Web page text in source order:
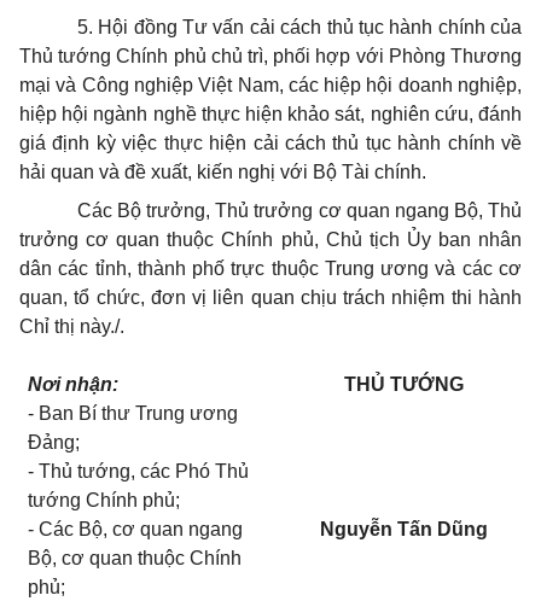
5. Hội đồng Tư vấn cải cách thủ tục hành chính của
Thủ tướng Chính phủ chủ trì, phối hợp với Phòng Thương
mại và Công nghiệp Việt Nam, các hiệp hội doanh nghiệp,
hiệp hội ngành nghề thực hiện khảo sát, nghiên cứu, đánh
giá định kỳ việc thực hiện cải cách thủ tục hành chính về
hải quan và đề xuất, kiến nghị với Bộ Tài chính.
Các Bộ trưởng, Thủ trưởng cơ quan ngang Bộ, Thủ
trưởng cơ quan thuộc Chính phủ, Chủ tịch Ủy ban nhân
dân các tỉnh, thành phố trực thuộc Trung ương và các cơ
quan, tổ chức, đơn vị liên quan chịu trách nhiệm thi hành
Chỉ thị này./.
Nơi nhận:
- Ban Bí thư Trung ương
Đảng;
- Thủ tướng, các Phó Thủ
tướng Chính phủ;
- Các Bộ, cơ quan ngang
Bộ, cơ quan thuộc Chính
phủ;
THỦ TƯỚNG
Nguyễn Tấn Dũng